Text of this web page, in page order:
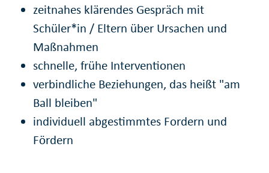
zeitnahes klärendes Gespräch mit
Schüler*in / Eltern über Ursachen und
Maßnahmen
schnelle, frühe Interventionen
verbindliche Beziehungen, das heißt "am
Ball bleiben"
individuell abgestimmtes Fordern und
Fördern